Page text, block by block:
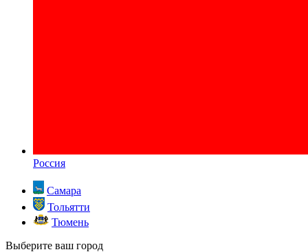
Россия
Самара
Тольятти
Тюмень
Выберите ваш город